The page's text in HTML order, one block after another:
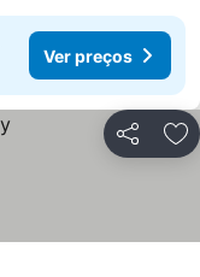
Ver preços
Partilhar